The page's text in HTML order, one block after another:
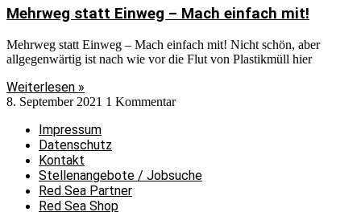
Mehrweg statt Einweg – Mach einfach mit!
Mehrweg statt Einweg – Mach einfach mit! Nicht schön, aber
allgegenwärtig ist nach wie vor die Flut von Plastikmüll hier
Weiterlesen »
8. September 2021 1 Kommentar
Impressum
Datenschutz
Kontakt
Stellenangebote / Jobsuche
Red Sea Partner
Red Sea Shop